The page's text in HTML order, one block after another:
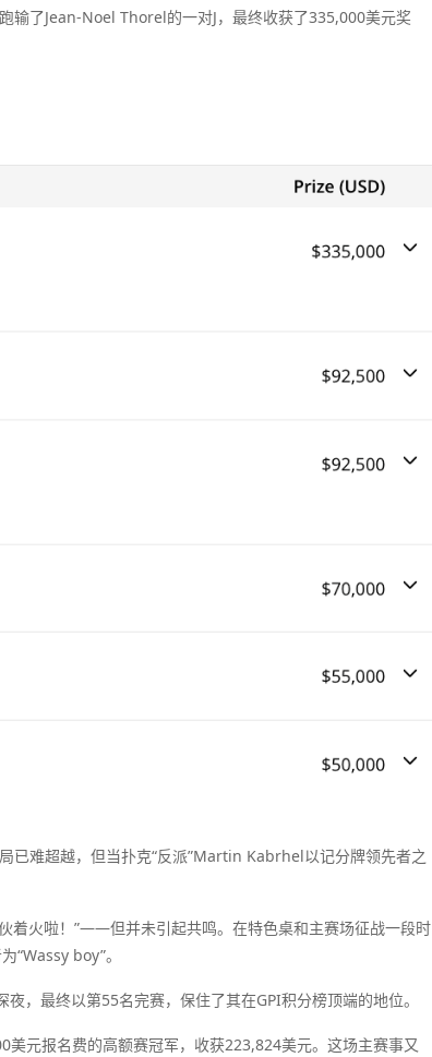
输了Jean-Noel Thorel的一对J，最终收获了335,000美元奖
已难超越，但当扑克“反派”Martin Kabrhel以记分牌领先者之
火啦！”——但并未引起共鸣。在特色桌和主赛场征战一段时
boy”。
，最终以第55名完赛，保住了其在GPI积分榜顶端的地位。
元报名费的高额赛冠军，收获223,824美元。这场主赛事又